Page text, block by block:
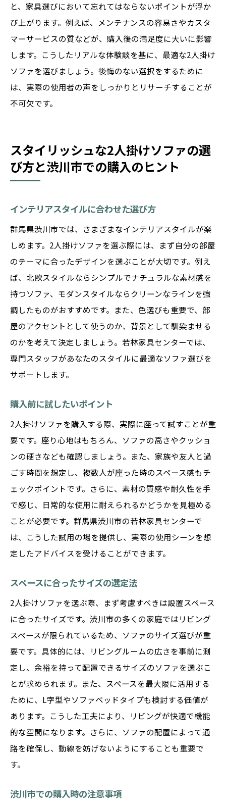
と、家具選びにおいて忘れてはならないポイントが浮か
び上がります。例えば、メンテナンスの容易さやカスタ
マーサービスの質などが、購入後の満足度に大いに影響
します。こうしたリアルな体験談を基に、最適な2人掛け
ソファを選びましょう。後悔のない選択をするために
は、実際の使用者の声をしっかりとリサーチすることが
不可欠です。
スタイリッシュな2人掛けソファの選
び方と渋川市での購入のヒント
インテリアスタイルに合わせた選び方
群馬県渋川市では、さまざまなインテリアスタイルが楽
しめます。2人掛けソファを選ぶ際には、まず自分の部屋
のテーマに合ったデザインを選ぶことが大切です。例え
ば、北欧スタイルならシンプルでナチュラルな素材感を
持つソファ、モダンスタイルならクリーンなラインを強
調したものがおすすめです。また、色選びも重要で、部
屋のアクセントとして使うのか、背景として馴染ませる
のかを考えて決定しましょう。若林家具センターでは、
専門スタッフがあなたのスタイルに最適なソファ選びを
サポートします。
購入前に試したいポイント
2人掛けソファを購入する際、実際に座って試すことが重
要です。座り心地はもちろん、ソファの高さやクッショ
ンの硬さなども確認しましょう。また、家族や友人と過
ごす時間を想定し、複数人が座った時のスペース感もチ
ェックポイントです。さらに、素材の質感や耐久性を手
で感じ、日常的な使用に耐えられるかどうかを見極める
ことが必要です。群馬県渋川市の若林家具センターで
は、こうした試用の場を提供し、実際の使用シーンを想
定したアドバイスを受けることができます。
スペースに合ったサイズの選定法
2人掛けソファを選ぶ際、まず考慮すべきは設置スペース
に合ったサイズです。渋川市の多くの家庭ではリビング
スペースが限られているため、ソファのサイズ選びが重
要です。具体的には、リビングルームの広さを事前に測
定し、余裕を持って配置できるサイズのソファを選ぶこ
とが求められます。また、スペースを最大限に活用する
ために、L字型やソファベッドタイプも検討する価値が
あります。こうした工夫により、リビングが快適で機能
的な空間になります。さらに、ソファの配置によって通
路を確保し、動線を妨げないようにすることも重要で
す。
渋川市での購入時の注意事項